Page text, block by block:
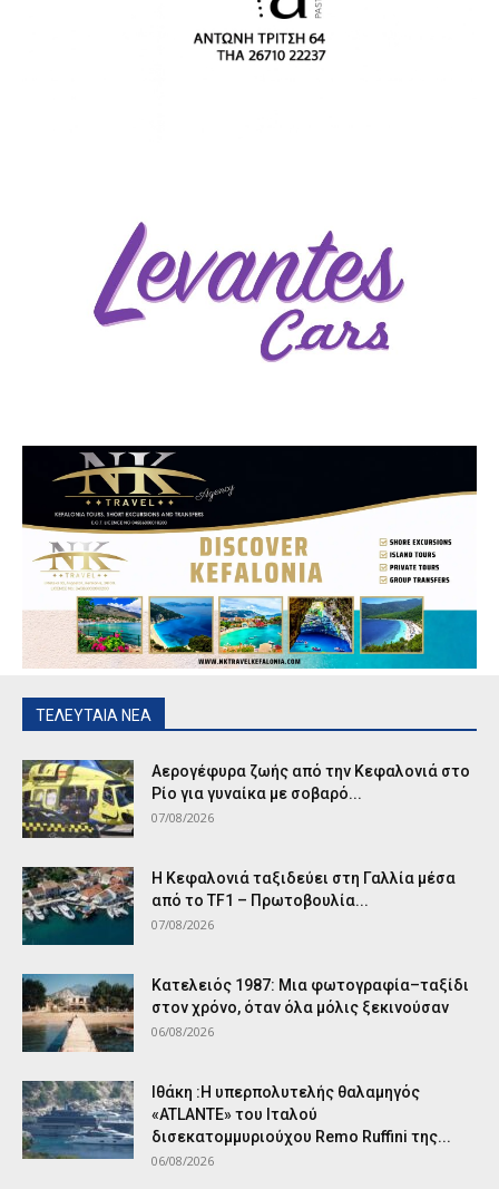
ΤΕΛΕΥΤΑΙΑ ΝΕΑ
Αερογέφυρα ζωής από την Κεφαλονιά στο
Ρίο για γυναίκα με σοβαρό...
07/08/2026
Η Κεφαλονιά ταξιδεύει στη Γαλλία μέσα
από το TF1 – Πρωτοβουλία...
07/08/2026
Κατελειός 1987: Μια φωτογραφία–ταξίδι
στον χρόνο, όταν όλα μόλις ξεκινούσαν
06/08/2026
Ιθάκη :Η υπερπολυτελής θαλαμηγός
«ATLANTE» του Ιταλού
δισεκατομμυριούχου Remo Ruffini της...
06/08/2026